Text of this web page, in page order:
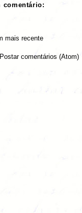
comentário:
mais recente
Postar comentários (Atom)